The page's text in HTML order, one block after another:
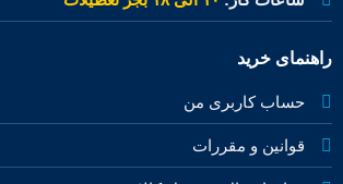
راهنمای خرید
حساب کاربری من
قوانین و مقررات